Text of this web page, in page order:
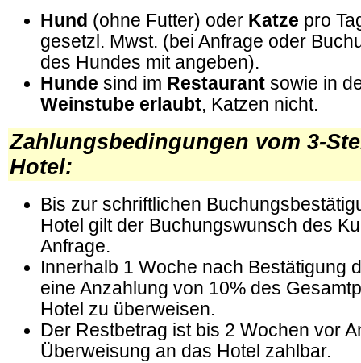
Hund (ohne Futter) oder Katze pro
gesetzl. Mwst. (bei Anfrage oder
des Hundes mit angeben).
Hunde sind im Restaurant sowie in
Weinstube erlaubt, Katzen nicht.
Zahlungsbedingungen vom 3-
Hotel:
Bis zur schriftlichen
Hotel gilt der Buchungswunsch des
Anfrage.
Innerhalb 1 Woche nach Bestätigung
eine Anzahlung von 10% des
Hotel zu überweisen.
Der Restbetrag ist bis 2 Wochen vor
Überweisung an das Hotel zahlbar.